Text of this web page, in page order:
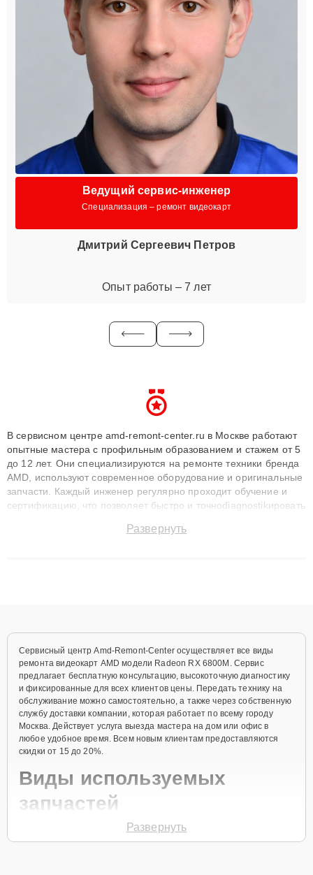
Ведущий сервис-инженер
Специализация – ремонт видеокарт
Дмитрий Сергеевич Петров
Опыт работы – 7 лет
В сервисном центре amd-remont-center.ru в Москве работают
опытные мастера с профильным образованием и стажем от 5
до 12 лет. Они специализируются на ремонте техники бренда
AMD, используют современное оборудование и оригинальные
запчасти. Каждый инженер регулярно проходит обучение и
сертификацию, что позволяет быстро и точноdiagnostikировать
до 3 лет. Наши мастера решают сложные случаи: от замены
Развернуть
Сервисный центр Amd-Remont-Center осуществляет все виды
ремонта видеокарт AMD модели Radeon RX 6800M. Сервис
предлагает бесплатную консультацию, высокоточную диагностику
и фиксированные для всех клиентов цены. Передать технику на
обслуживание можно самостоятельно, а также через собственную
службу доставки компании, которая работает по всему городу
Москва. Действует услуга выезда мастера на дом или офис в
любое удобное время. Всем новым клиентам предоставляются
скидки от 15 до 20%.
Виды используемых
запчастей
Для ремонта видеокарты модели Radeon RX 6800M предлагаются
Развернуть